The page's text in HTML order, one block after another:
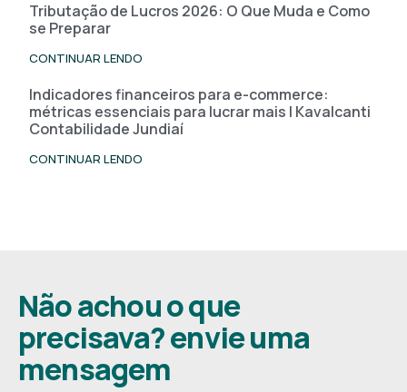
Tributação de Lucros 2026: O Que Muda e Como
se Preparar
CONTINUAR LENDO
Indicadores financeiros para e-commerce:
métricas essenciais para lucrar mais | Kavalcanti
Contabilidade Jundiaí
CONTINUAR LENDO
Não achou o que
precisava? envie uma
mensagem